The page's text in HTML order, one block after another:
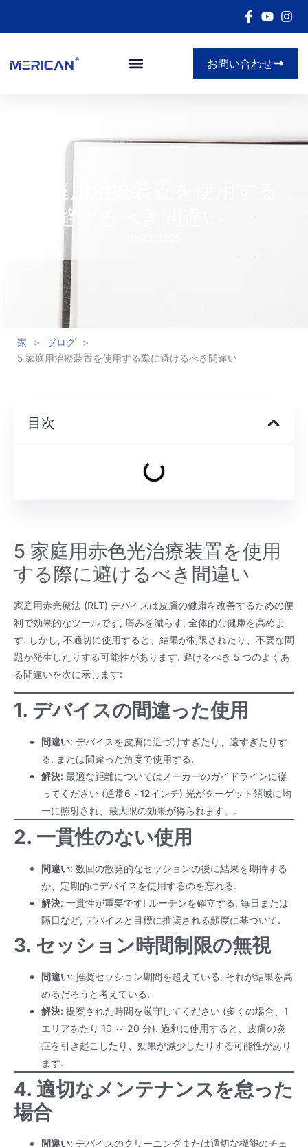
お問い合わせ
5 家庭用治療装置を使用する
際に避けるべき間違い
家 > ブログ
>
5 家庭用治療装置を使用する際に避けるべき間違い
目次
5 家庭用赤色光治療装置を使用
する際に避けるべき間違い
家庭用赤光療法 (RLT) デバイスは皮膚の健康を改善するための便
利で効果的なツールです, 痛みを減らす, 全体的な健康を高めま
す. しかし, 不適切に使用すると、結果が制限されたり、不要な問
題が発生したりする可能性があります. 避けるべき 5 つのよくあ
る間違いを次に示します:
1. デバイスの間違った使用
間違い: デバイスを皮膚に近づけすぎたり、遠すぎたりす
る, または間違った角度で使用する.
解決: 最適な距離についてはメーカーのガイドラインに従
ってください (通常6～12インチ) 光がターゲット領域に均
一に照射され、最大限の効果が得られます。.
2. 一貫性のない使用
間違い: 数回の散発的なセッションの後に結果を期待する
か、定期的にデバイスを使用するのを忘れる.
解決: 一貫性が重要です! ルーチンを確立する, 毎日または
隔日など, デバイスと目標に推奨される頻度に基づいて.
3. セッション時間制限の無視
間違い: 推奨セッション期間を超えている, それが結果を高
めるだろうと考えている.
解決: 提案された時間を厳守してください (多くの場合、1
エリアあたり 10 ～ 20 分). 過剰に使用すると、皮膚の炎
症を引き起こしたり、効果が減少したりする可能性があり
ます.
4. 適切なメンテナンスを怠った
場合
間違い: デバイスのクリーニングまたは適切な機能のチェ